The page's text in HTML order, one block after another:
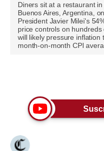
Lujo
Viajes
EEUU
México
Diners sit at a restaurant
Buenos Aires, Argentina,
President Javier Milei's
price controls on
will likely pressure inflation
month-on-month CPI